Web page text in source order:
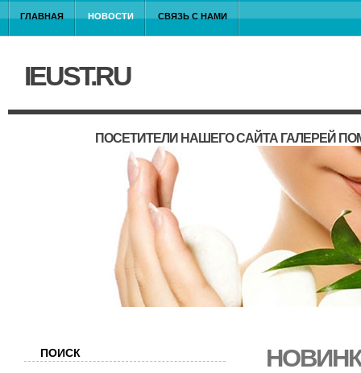
ГЛАВНАЯ НОВОСТИ СВЯЗЬ С НАМИ
IEUST.RU
ПОСЕТИТЕЛИ НАШЕГО САЙТА ГАЛЕРЕЙ
ПОИСК